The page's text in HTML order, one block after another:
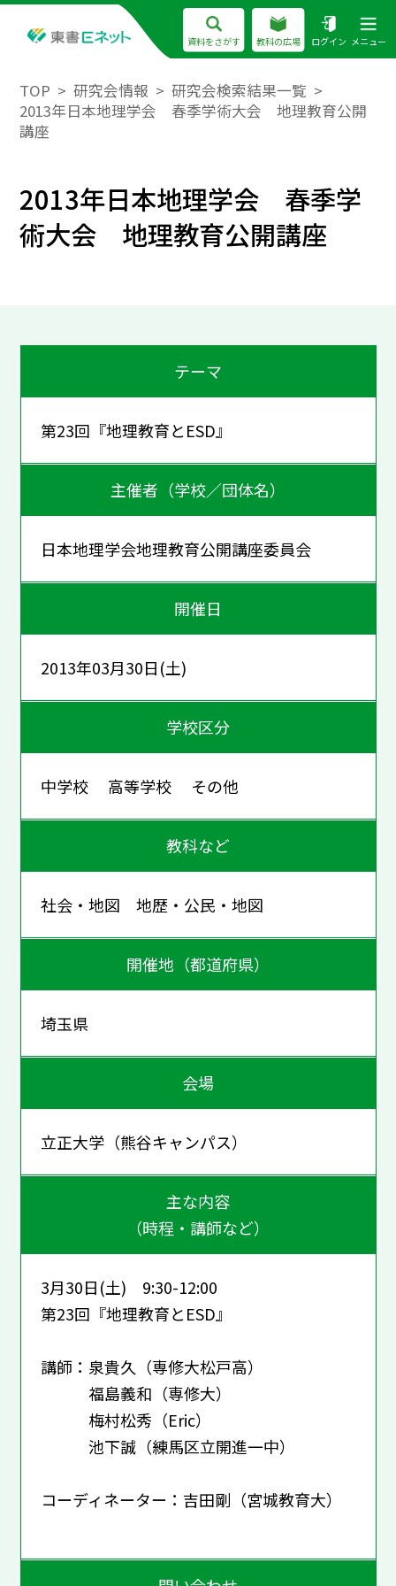
資料をさがす 教科の広場 ログイン メニュー
TOP 研究会情報
研究会検索結果一覧
2013年日本地理学会 春季学術大会 地理教育公開
講座
2013年日本地理学会 春季学
術大会 地理教育公開講座
テーマ
第23回『地理教育とESD』
主催者（学校／団体名）
日本地理学会地理教育公開講座委員会
開催日
2013年03月30日(土)
学校区分
中学校 高等学校 その他
教科など
社会・地図 地歴・公民・地図
開催地（都道府県）
埼玉県
会場
立正大学（熊谷キャンパス）
主な内容
（時程・講師など）
3月30日(土) 9:30-12:00
第23回『地理教育とESD』
講師：泉貴久（専修大松戸高）
福島義和（専修大）
梅村松秀（Eric）
池下誠（練馬区立開進一中）
コーディネーター：吉田剛（宮城教育大）